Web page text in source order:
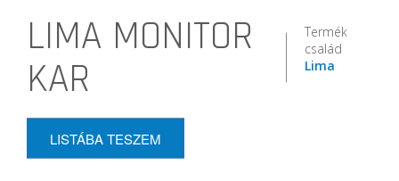
LIMA MONITOR
KAR
Termék
család
Lima
LISTÁBA TESZEM